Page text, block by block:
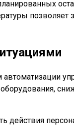
действия